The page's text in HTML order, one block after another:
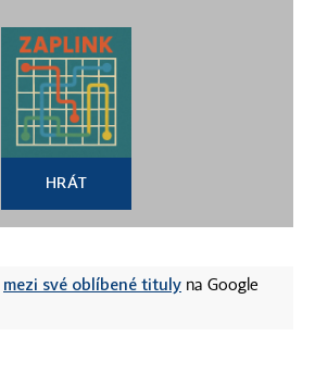
HRÁT
mezi své oblíbené tituly na Google